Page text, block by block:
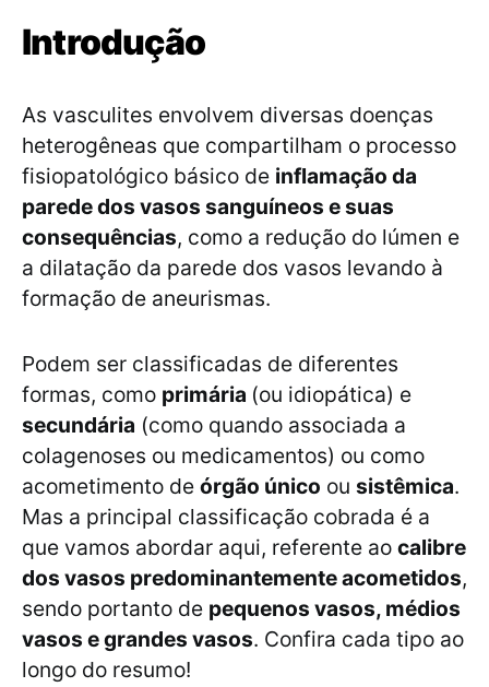
Introdução
As vasculites envolvem diversas doenças
heterogêneas que compartilham o processo
fisiopatológico básico de inflamação da
parede dos vasos sanguíneos e suas
consequências, como a redução do lúmen e
a dilatação da parede dos vasos levando à
formação de aneurismas.
Podem ser classificadas de diferentes
formas, como primária (ou idiopática) e
secundária (como quando associada a
colagenoses ou medicamentos) ou como
acometimento de órgão único ou sistêmica.
Mas a principal classificação cobrada é a
que vamos abordar aqui, referente ao calibre
dos vasos predominantemente acometidos,
sendo portanto de pequenos vasos, médios
vasos e grandes vasos. Confira cada tipo ao
longo do resumo!